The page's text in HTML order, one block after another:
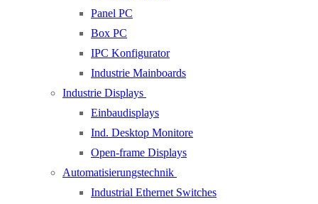
Panel PC
Box PC
IPC Konfigurator
Industrie Mainboards
Industrie Displays
Einbaudisplays
Ind. Desktop Monitore
Open-frame Displays
Automatisierungstechnik
Industrial Ethernet Switches